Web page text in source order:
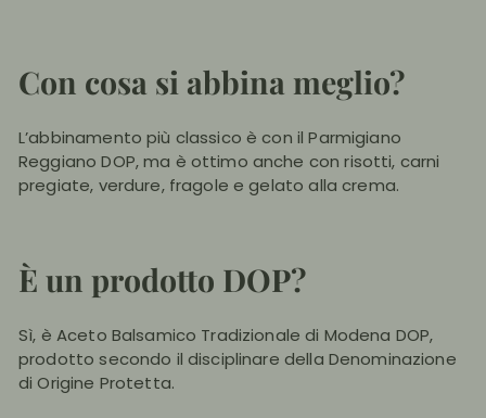
Con cosa si abbina meglio?
L’abbinamento più classico è con il Parmigiano
Reggiano DOP, ma è ottimo anche con risotti, carni
pregiate, verdure, fragole e gelato alla crema.
È un prodotto DOP?
Sì, è Aceto Balsamico Tradizionale di Modena DOP,
prodotto secondo il disciplinare della Denominazione
di Origine Protetta.